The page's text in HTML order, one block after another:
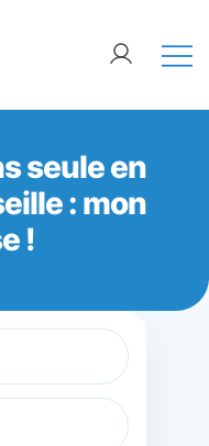
seule en
: mon
!
pris d’assaut.
!